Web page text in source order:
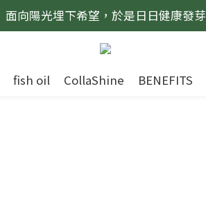
面向陽光埋下希望，於是日日健康發芽
fish oil CollaShine BENEFITS